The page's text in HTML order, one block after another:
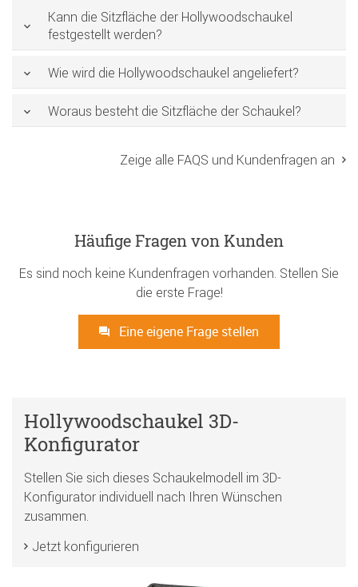
Kann die Sitzfläche der Hollywoodschaukel
festgestellt werden?
Wie wird die Hollywoodschaukel angeliefert?
Woraus besteht die Sitzfläche der Schaukel?
Zeige alle FAQS und Kundenfragen an
Häufige Fragen von Kunden
Es sind noch keine Kundenfragen vorhanden. Stellen Sie
die erste Frage!
Eine eigene Frage stellen
Hollywoodschaukel 3D-
Konfigurator
Stellen Sie sich dieses Schaukelmodell im 3D-
Konfigurator individuell nach Ihren Wünschen
zusammen.
Jetzt konfigurieren